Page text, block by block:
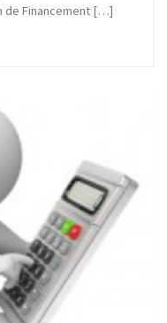
de Financement […]